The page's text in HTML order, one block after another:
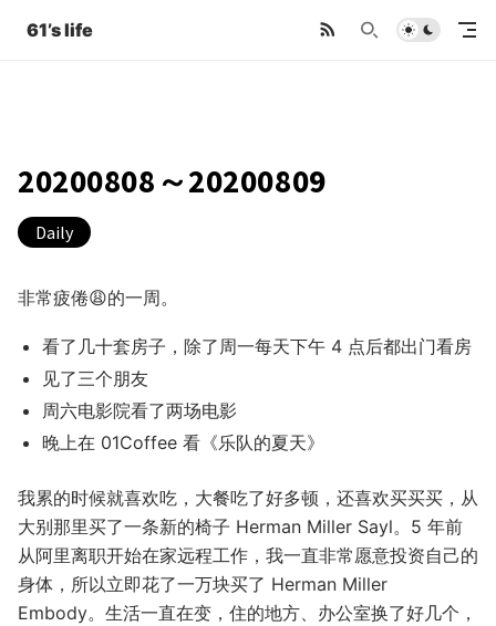
61’s life
20200808～20200809
Daily
非常疲倦😩的一周。
看了几十套房子，除了周一每天下午 4 点后都出门看房
见了三个朋友
周六电影院看了两场电影
晚上在 01Coffee 看《乐队的夏天》
我累的时候就喜欢吃，大餐吃了好多顿，还喜欢买买买，从
大别那里买了一条新的椅子 Herman Miller Sayl。5 年前
从阿里离职开始在家远程工作，我一直非常愿意投资自己的
身体，所以立即花了一万块买了 Herman Miller
Embody。生活一直在变，住的地方、办公室换了好几个，